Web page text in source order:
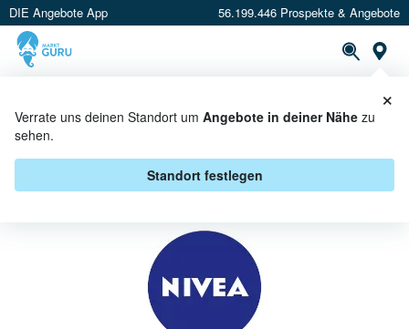
DIE Angebote App 56.199.446 Prospekte & Angebote
Verrate uns deinen Standort um Angebote in deiner Nähe zu
sehen.
Standort festlegen
×
NIVEA BEI E AKTIV MARKT -
ANGEBOTE & AKTIONEN